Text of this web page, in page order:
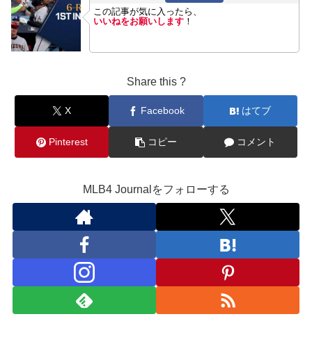
この記事が気に入ったら、
いいねをお願いします ！
Share this ?
X Facebook はてブ
Pinterest コピー コメント
MLB4 Journalをフォローする